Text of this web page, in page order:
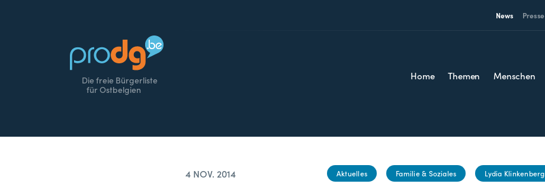
News Presse
Die freie Bürgerliste
für Ostbelgien
Home Themen Menschen
4 NOV. 2014 Aktuelles Familie & Soziales Lydia Klinkenberg